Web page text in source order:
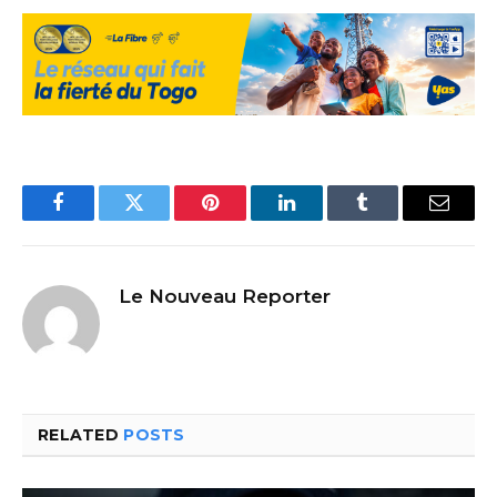
FacebookTwitter Pinterest LinkedInTumblr Email
Le Nouveau Reporter
RELATED POSTS